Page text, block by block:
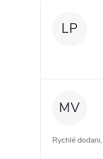
LP
MV
Rychlé